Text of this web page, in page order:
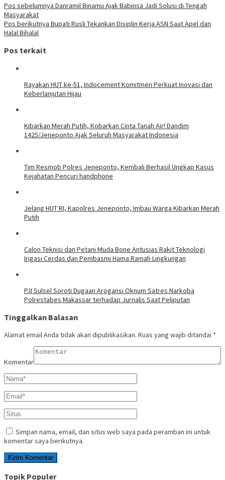
Pos sebelumnya Danramil Binamu Ajak Babinsa Jadi Solusi di Tengah
Masyarakat
Pos berikutnya Bupati Rusli Tekankan Disiplin Kerja ASN Saat Apel dan
Halal Bihalal
Pos terkait
Rayakan HUT ke-51, Indocement Komitmen Perkuat Inovasi dan
Keberlanjutan Hijau
Kibarkan Merah Putih, Kobarkan Cinta Tanah Air! Dandim
1425/Jeneponto Ajak Seluruh Masyarakat Indonesia
Tim Resmob Polres Jeneponto, Kembali Berhasil Ungkap Kasus
Kejahatan Pencuri handphone
Jelang HUT RI, Kapolres Jeneponto, Imbau Warga Kibarkan Merah
Putih
Calon Teknisi dan Petani Muda Bone Antusias Rakit Teknologi
Irigasi Cerdas dan Pembasmi Hama Ramah Lingkungan
PJI Sulsel Soroti Dugaan Arogansi Oknum Satres Narkoba
Polrestabes Makassar terhadap Jurnalis Saat Peliputan
Tinggalkan Balasan
Alamat email Anda tidak akan dipublikasikan. Ruas yang wajib ditandai *
Komentar
Simpan nama, email, dan situs web saya pada peramban ini untuk
komentar saya berikutnya.
Topik Populer